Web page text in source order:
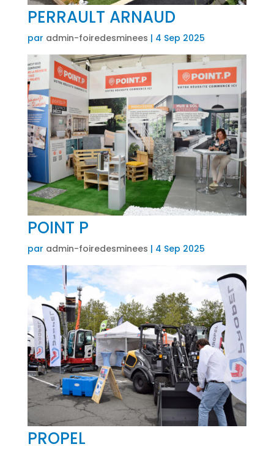
PERRAULT ARNAUD
par admin-foiredesminees | 4 Sep 2025
POINT P
par admin-foiredesminees | 4 Sep 2025
PROPEL